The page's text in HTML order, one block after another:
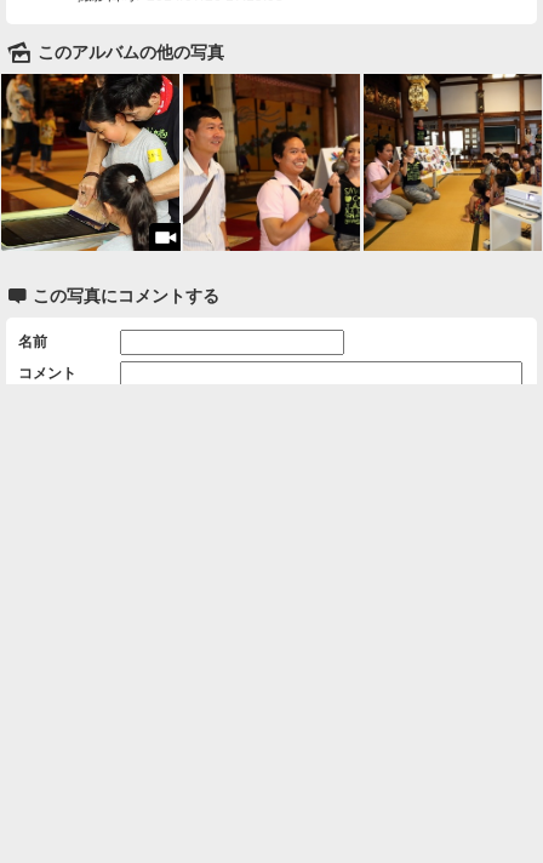
🌄 このアルバムの他の写真
 この写真にコメントする
名前
コメント